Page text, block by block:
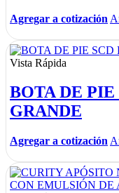
Agregar a cotización
Vista Rápida
BOTA DE PIE
GRANDE
Agregar a cotización